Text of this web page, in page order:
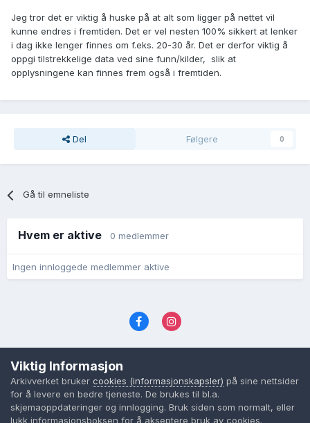
Jeg tror det er viktig å huske på at alt som ligger på nettet vil
kunne endres i fremtiden. Det er vel nesten 100% sikkert at lenker
i dag ikke lenger finnes om f.eks. 20-30 år. Det er derfor viktig å
oppgi tilstrekkelige data ved sine funn/kilder, slik at
opplysningene kan finnes frem også i fremtiden.
Del Følgere 0
Gå til emneliste
Hvem er aktive 0 medlemmer
Ingen innloggede medlemmer aktive
Cookies (informasjonskapsler)
Powered by Invision Community
Viktig Informasjon
Arkivverket bruker cookies (informasjonskapsler) på sine nettsider
for å levere en bedre tjeneste. De brukes til bl.a.
skjemaoppdateringer og innlogging. Bruk siden som normalt, eller
lukk informasjonsboksen for å akseptere bruk av cookies.